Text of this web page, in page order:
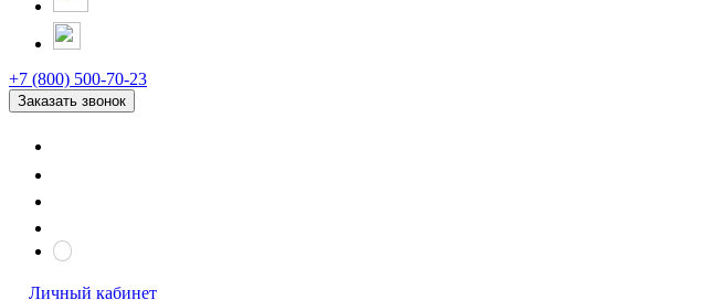
+7 (800) 500-70-23
Заказать звонок
Личный кабинет